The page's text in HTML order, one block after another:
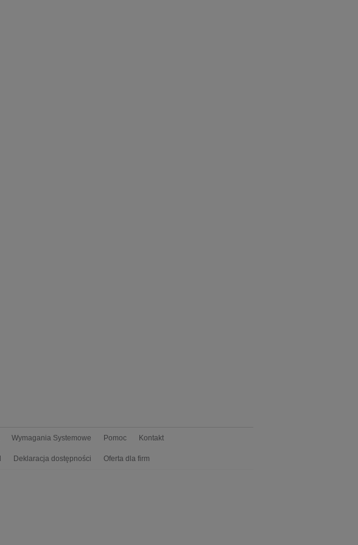
Wymagania Systemowe Pomoc Kontakt
Deklaracja dostępności Oferta dla firm